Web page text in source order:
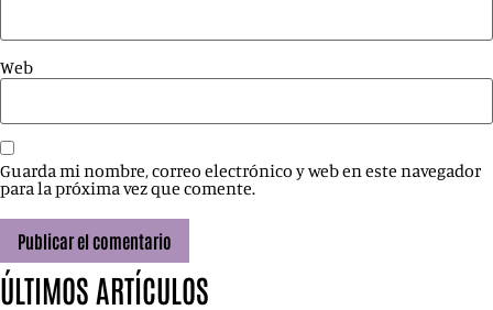
Web
Guarda mi nombre, correo electrónico y web en este navegador
para la próxima vez que comente.
ÚLTIMOS ARTÍCULOS